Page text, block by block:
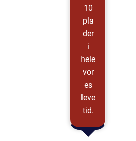
10
pla
der
i
hele
vor
es
leve
tid.